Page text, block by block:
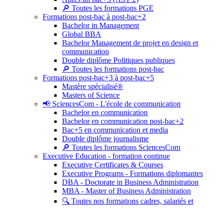
🔎 Toutes les formations PGE
Formations post-bac à post-bac+2
Bachelor in Management
Global BBA
Bachelor Management de projet en design et
communication
Double diplôme Politiques publiques
🔎 Toutes les formations post-bac
Formations post-bac+3 à post-bac+5
Mastère spécialisé®
Masters of Science
📢 SciencesCom - L'école de communication
Bachelor en communication
Bachelor en communication post-bac+2
Bac+5 en communication et media
Double diplôme journalisme
🔎 Toutes les formations SciencesCom
Executive Education - formation continue
Executive Certificates & Courses
Executive Programs - Formations diplomantes
DBA - Doctorate in Business Administration
MBA - Master of Business Administration
🔍 Toutes nos formations cadres, salariés et